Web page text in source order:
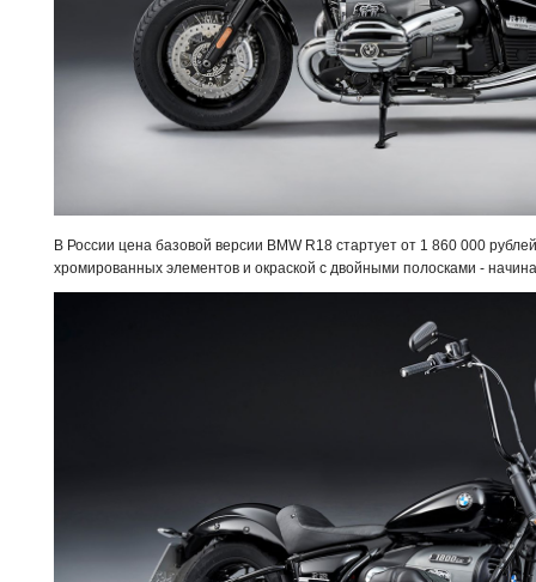
В России цена базовой версии BMW R18 стартует от 1 860 000
хромированных элементов и окраской с двойными полосками -